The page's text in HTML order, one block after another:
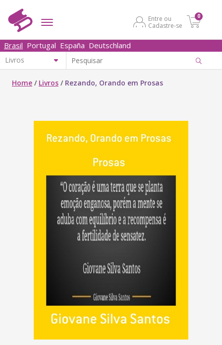
Entre ou
Cadastre-se
0
Brasil Portugal España Deutschland
Home / Livros / Rezando, Orando em Prosas